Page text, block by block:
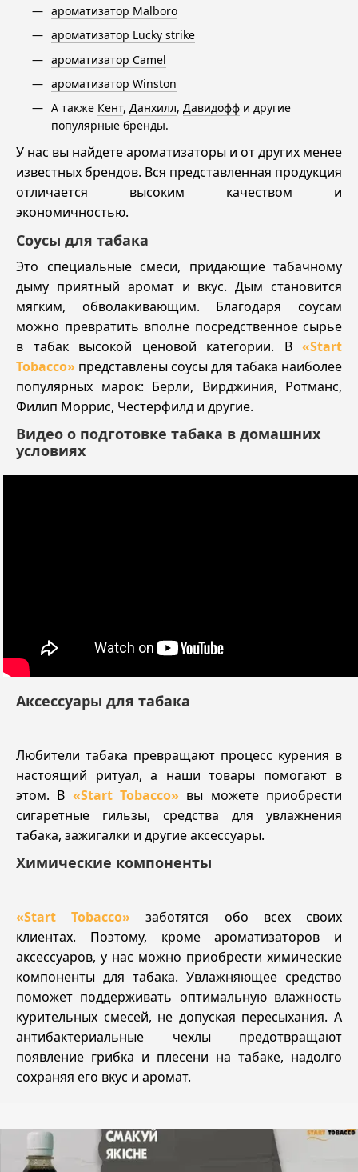
ароматизатор Malboro
ароматизатор Lucky strike
ароматизатор Camel
ароматизатор Winston
А также Кент, Данхилл, Давидофф и другие
популярные бренды.
У нас вы найдете ароматизаторы и от других менее
известных брендов. Вся представленная продукция
отличается высоким качеством и
экономичностью.
Соусы для табака
Это специальные смеси, придающие табачному
дыму приятный аромат и вкус. Дым становится
мягким, обволакивающим. Благодаря соусам
можно превратить вполне посредственное сырье
в табак высокой ценовой категории. В «Start
Tobacco» представлены соусы для табака наиболее
популярных марок: Берли, Вирджиния, Ротманс,
Филип Моррис, Честерфилд и другие.
Видео о подготовке табака в домашних
условиях
Аксессуары для табака
Любители табака превращают процесс курения в
настоящий ритуал, а наши товары помогают в
этом. В «Start Tobacco» вы можете приобрести
сигаретные гильзы, средства для увлажнения
табака, зажигалки и другие аксессуары.
Химические компоненты
«Start Tobacco» заботятся обо всех своих
клиентах. Поэтому, кроме ароматизаторов и
аксессуаров, у нас можно приобрести химические
компоненты для табака. Увлажняющее средство
поможет поддерживать оптимальную влажность
курительных смесей, не допуская пересыхания. А
антибактериальные чехлы предотвращают
появление грибка и плесени на табаке, надолго
сохраняя его вкус и аромат.